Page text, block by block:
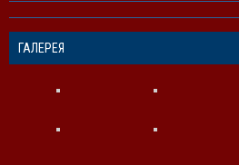
ГАЛЕРЕЯ